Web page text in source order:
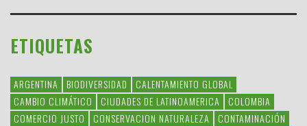
ETIQUETAS
ARGENTINA BIODIVERSIDAD
CALENTAMIENTO GLOBAL
CAMBIO CLIMÁTICO
CIUDADES DE LATINOAMERICA
COLOMBIA
COMERCIO JUSTO
CONSERVACION NATURALEZA
CONTAMINACIÓN